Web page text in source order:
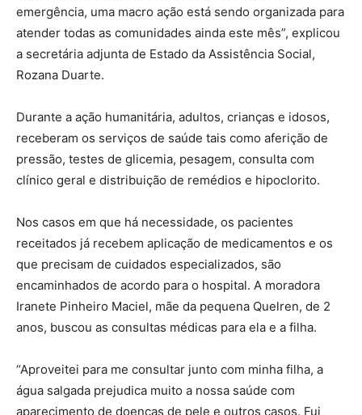
emergência, uma macro ação está sendo organizada para
atender todas as comunidades ainda este mês”, explicou
a secretária adjunta de Estado da Assistência Social,
Rozana Duarte.
Durante a ação humanitária, adultos, crianças e idosos,
receberam os serviços de saúde tais como aferição de
pressão, testes de glicemia, pesagem, consulta com
clínico geral e distribuição de remédios e hipoclorito.
Nos casos em que há necessidade, os pacientes
receitados já recebem aplicação de medicamentos e os
que precisam de cuidados especializados, são
encaminhados de acordo para o hospital. A moradora
Iranete Pinheiro Maciel, mãe da pequena Quelren, de 2
anos, buscou as consultas médicas para ela e a filha.
“Aproveitei para me consultar junto com minha filha, a
água salgada prejudica muito a nossa saúde com
aparecimento de doenças de pele e outros casos. Fui